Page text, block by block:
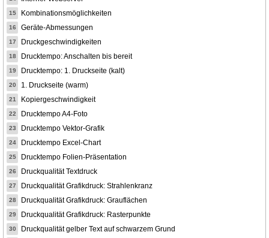
15 Kombinationsmöglichkeiten
16 Geräte-Abmessungen
17 Druckgeschwindigkeiten
18 Drucktempo: Anschalten bis bereit
19 Drucktempo: 1. Druckseite (kalt)
20 1. Druckseite (warm)
21 Kopiergeschwindigkeit
22 Drucktempo A4-Foto
23 Drucktempo Vektor-Grafik
24 Drucktempo Excel-Chart
25 Drucktempo Folien-Präsentation
26 Druckqualität Textdruck
27 Druckqualität Grafikdruck: Strahlenkranz
28 Druckqualität Grafikdruck: Grauflächen
29 Druckqualität Grafikdruck: Rasterpunkte
30 Druckqualität gelber Text auf schwarzem Grund